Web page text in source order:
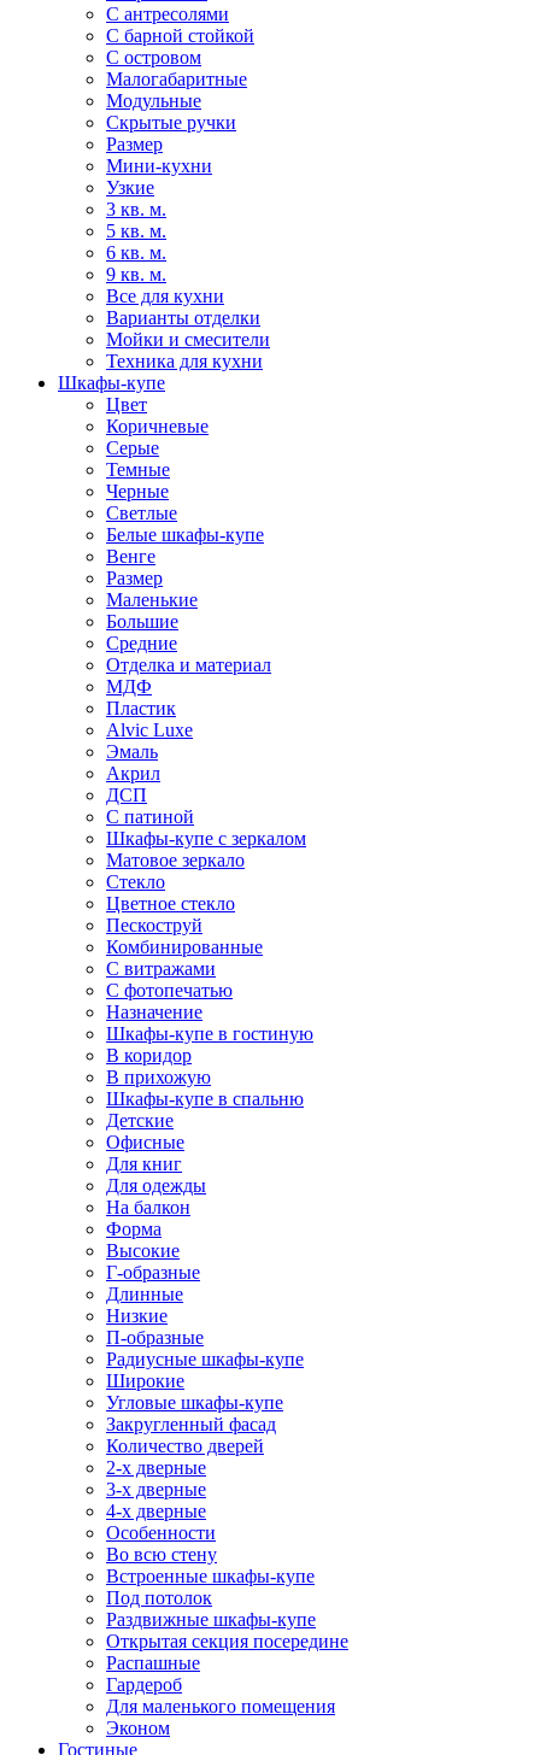
С антресолями
С барной стойкой
С островом
Малогабаритные
Модульные
Скрытые ручки
Размер
Мини-кухни
Узкие
3 кв. м.
5 кв. м.
6 кв. м.
9 кв. м.
Все для кухни
Варианты отделки
Мойки и смесители
Техника для кухни
Шкафы-купе
Цвет
Коричневые
Серые
Темные
Черные
Светлые
Белые шкафы-купе
Венге
Размер
Маленькие
Большие
Средние
Отделка и материал
МДФ
Пластик
Alvic Luxe
Эмаль
Акрил
ДСП
С патиной
Шкафы-купе с зеркалом
Матовое зеркало
Стекло
Цветное стекло
Пескоструй
Комбинированные
С витражами
С фотопечатью
Назначение
Шкафы-купе в гостиную
В коридор
В прихожую
Шкафы-купе в спальню
Детские
Офисные
Для книг
Для одежды
На балкон
Форма
Высокие
Г-образные
Длинные
Низкие
П-образные
Радиусные шкафы-купе
Широкие
Угловые шкафы-купе
Закругленный фасад
Количество дверей
2-х дверные
3-х дверные
4-х дверные
Особенности
Во всю стену
Встроенные шкафы-купе
Под потолок
Раздвижные шкафы-купе
Открытая секция посередине
Распашные
Гардероб
Для маленького помещения
Эконом
Гостиные